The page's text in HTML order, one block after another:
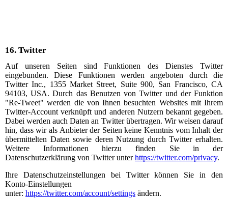
16. Twitter
Auf unseren Seiten sind Funktionen des Dienstes Twitter
eingebunden. Diese Funktionen werden angeboten durch die
Twitter Inc., 1355 Market Street, Suite 900, San Francisco, CA
94103, USA. Durch das Benutzen von Twitter und der Funktion
"Re-Tweet" werden die von Ihnen besuchten Websites mit Ihrem
Twitter-Account verknüpft und anderen Nutzern bekannt gegeben.
Dabei werden auch Daten an Twitter übertragen. Wir weisen darauf
hin, dass wir als Anbieter der Seiten keine Kenntnis vom Inhalt der
übermittelten Daten sowie deren Nutzung durch Twitter erhalten.
Weitere Informationen hierzu finden Sie in der
Datenschutzerklärung von Twitter unter https://twitter.com/privacy.
Ihre Datenschutzeinstellungen bei Twitter können Sie in den
Konto-Einstellungen
unter: https://twitter.com/account/settings ändern.